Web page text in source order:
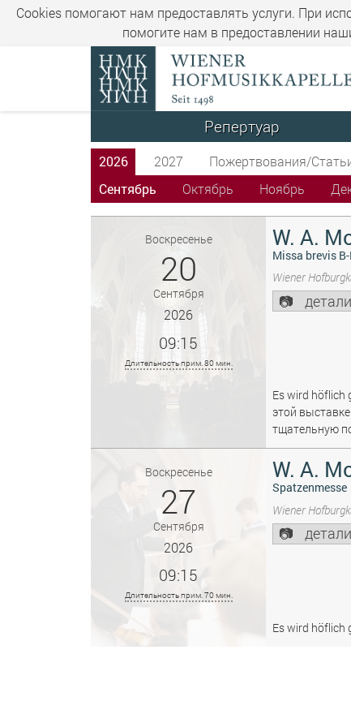
Cookies помогают нам предоставлять услуги. При
помогите нам в предоставлении
Репертуар
2026 2027 Пожертвования/
Сентябрь
Октябрь Ноябрь
Воскресенье
20
Сентября
2026
09:15
Длительность прим. 80 мин.
W. A.
Missa brevis
Wiener
детали
Es wird höflich
этой
тщательную
Воскресенье
27
Сентября
2026
09:15
Длительность прим. 70 мин.
W. A.
Spatzenmesse
Wiener
детали
Es wird höflich